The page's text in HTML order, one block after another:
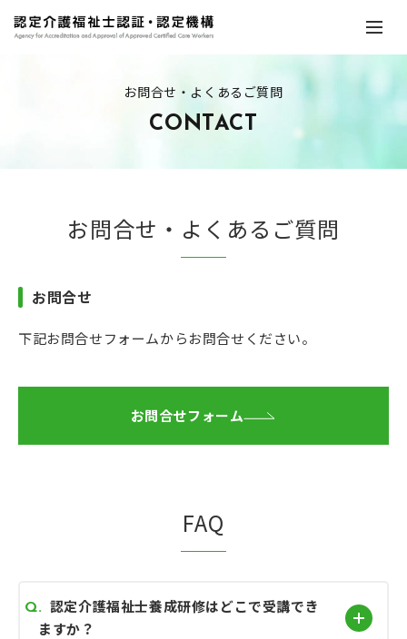
お問合せ・よくあるご質問
CONTACT
お問合せ・よくあるご質問
お問合せ
下記お問合せフォームからお問合せください。
お問合せフォーム
FAQ
認定介護福祉士養成研修はどこで受講でき
ますか？